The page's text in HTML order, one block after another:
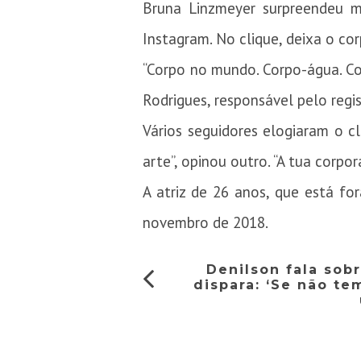
Bruna Linzmeyer
Instagram. No clique, deixa o
“Corpo no mundo. Corpo-água.
Rodrigues, responsável pelo
Vários seguidores elogiaram o
arte”, opinou outro. “A tua
A atriz de 26 anos, que está
novembro de 2018.
Denilson fala
dispara: ‘Se não